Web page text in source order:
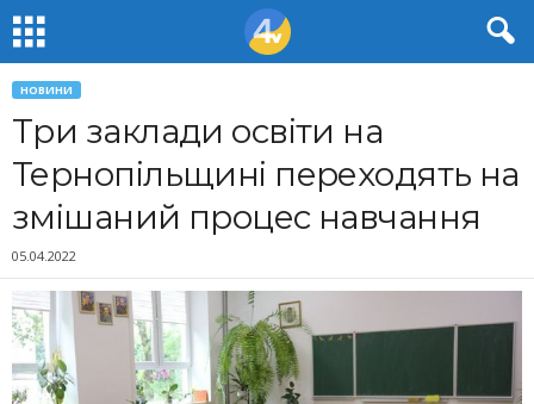
НОВИНИ
Три заклади освіти на
Тернопільщині переходять на
змішаний процес навчання
05.04.2022